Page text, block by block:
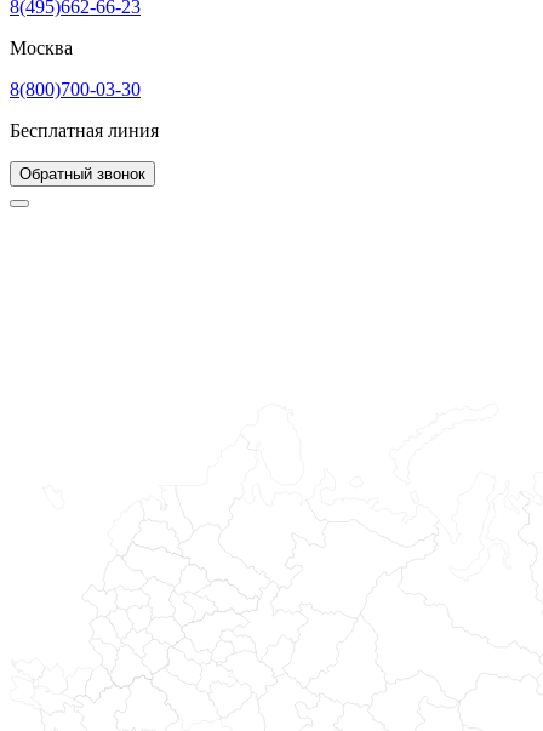
8(495)662-66-23
Москва
8(800)700-03-30
Бесплатная линия
Обратный звонок